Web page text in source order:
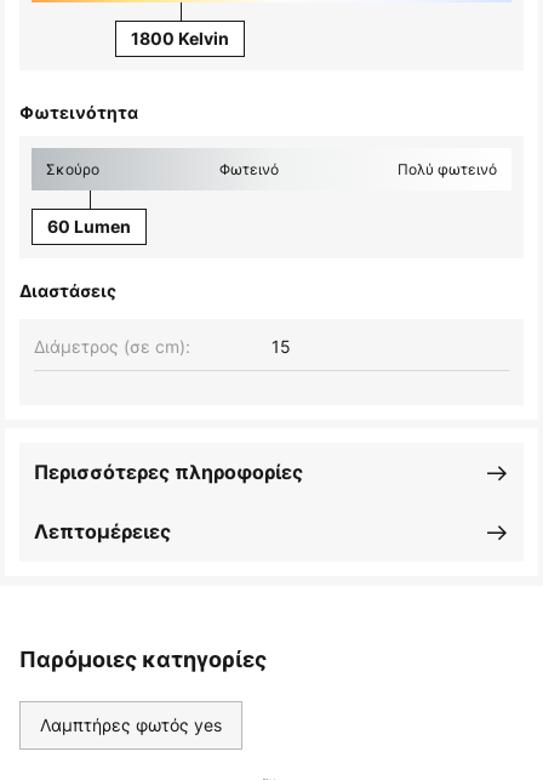
1800 Kelvin
Φωτεινότητα
Σκούρο Φωτεινό Πολύ φωτεινό
60 Lumen
Διαστάσεις
Διάμετρος (σε cm): 15
Λεπτομέρειες
Περισσότερες πληροφορίες
Παρόμοιες κατηγορίες
Λαμπτήρες φωτός yes